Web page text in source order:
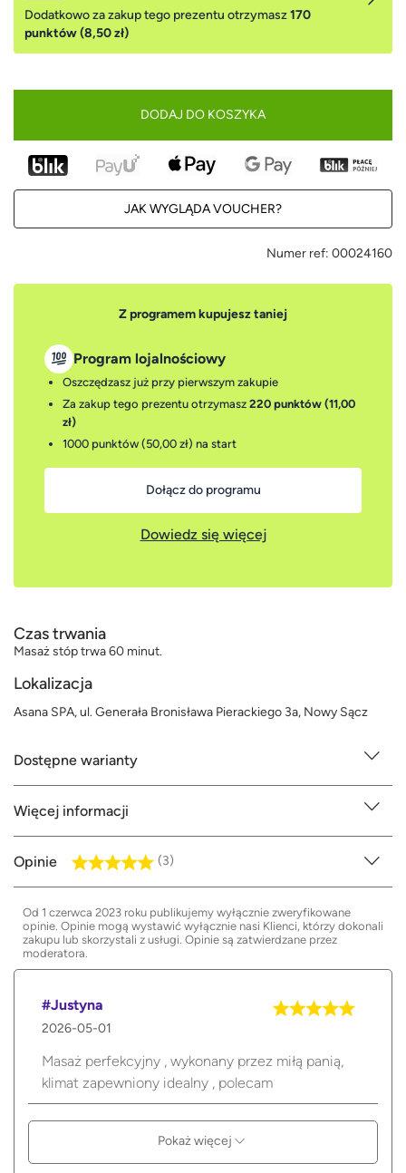
Dodatkowo za zakup tego prezentu otrzymasz170
punktów (8,50 zł)
DODAJ DO KOSZYKA
JAK WYGLĄDA VOUCHER?
Numer ref: 00024160
Z programem kupujesz taniej
Program lojalnościowy
Oszczędzasz już przy pierwszym zakupie
Za zakup tego prezentu otrzymasz 220 punktów (11,00
zł)
1000 punktów (50,00 zł) na start
Dołącz do programu
Dowiedz się więcej
Czas trwania
Masaż stóp trwa 60 minut.
Lokalizacja
Asana SPA, ul. Generała Bronisława Pierackiego 3a, Nowy Sącz
Dostępne warianty
Więcej informacji
Opinie (3)
Od 1 czerwca 2023 roku publikujemy wyłącznie zweryfikowane
opinie. Opinie mogą wystawić wyłącznie nasi Klienci, którzy dokonali
zakupu lub skorzystali z usługi. Opinie są zatwierdzane przez
moderatora.
#Justyna
2026-05-01
Masaż perfekcyjny , wykonany przez miłą panią,
klimat zapewniony idealny , polecam
Pokaż więcej